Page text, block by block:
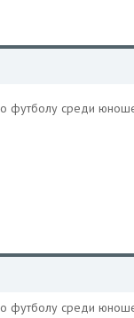
футболу среди
футболу среди